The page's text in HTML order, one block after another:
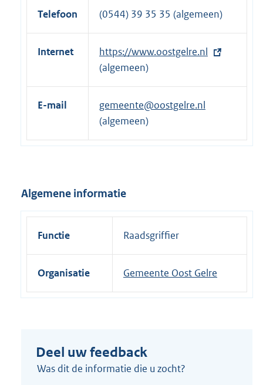
Telefoon (0544) 39 35 35 (algemeen)
Internet
E
x
t
r
e
n
k
https://www.oostgelre.nl
(algemeen)
E-mail
gemeente@oostgelre.nl
(algemeen)
Algemene informatie
Functie Raadsgriffier
Organisatie Gemeente Oost Gelre
Deel uw feedback
Was dit de informatie die u zocht?